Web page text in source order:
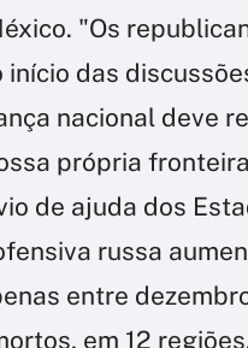
"Os
das
nacional deve
própria
de ajuda dos
russa
entre
em 12